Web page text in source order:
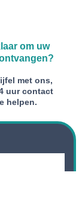
om uw
met ons,
uur contact
helpen.